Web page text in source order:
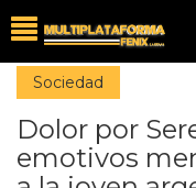
Sociedad
Dolor por
emotivos